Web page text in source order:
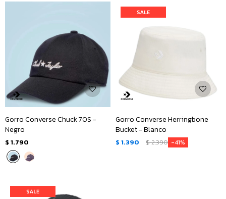
Gorro Converse Chuck 70S -
Negro
$ 1.790
Gorro Converse Herringbone
Bucket - Blanco
$ 1.390 $2.390 41